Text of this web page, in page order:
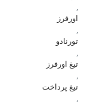
,
اورفرز
,
تورنادو
,
تیغ اورفرز
,
تیغ پرداخت
,